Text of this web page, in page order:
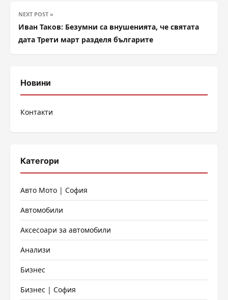
NEXT POST »
Иван Таков: Безумни са внушенията, че святата
дата Трети март разделя българите
Новини
Контакти
Категори
Авто Мото | София
Автомобили
Аксесоари за автомобили
Анализи
Бизнес
Бизнес | София